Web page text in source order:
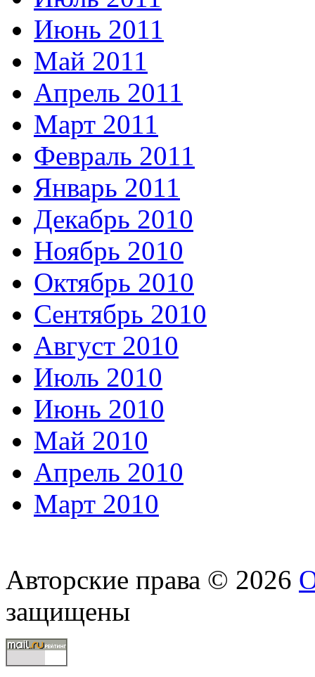
Июнь 2011
Май 2011
Апрель 2011
Март 2011
Февраль 2011
Январь 2011
Декабрь 2010
Ноябрь 2010
Октябрь 2010
Сентябрь 2010
Август 2010
Июль 2010
Июнь 2010
Май 2010
Апрель 2010
Март 2010
Авторские права © 2026
защищены